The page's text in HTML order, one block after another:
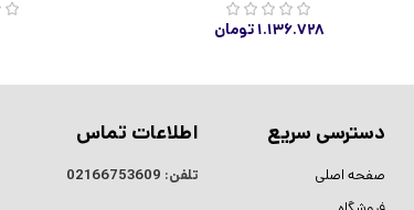
۱.۱۳۶.۷۲۸تومان
دسترسی سریع
صفحه اصلی
اطلاعات تماس
تلفن: 02166753609